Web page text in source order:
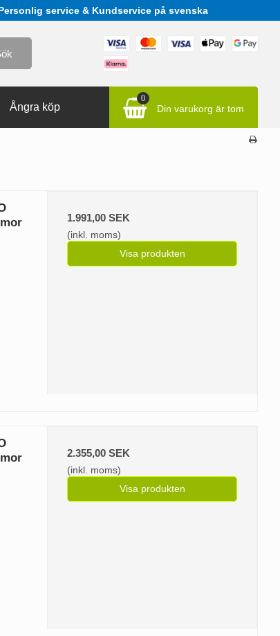
service & Kundservice på svenska
0
Din varukorg är tom
Ångra köp
1.991,00 SEK
(inkl. moms)
Visa produkten
2.355,00 SEK
(inkl. moms)
Visa produkten